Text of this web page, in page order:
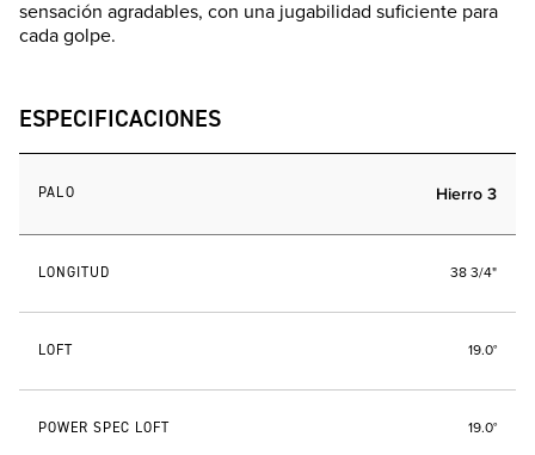
sensación agradables, con una jugabilidad suficiente para
cada golpe.
ESPECIFICACIONES
PALO Hierro 3
LONGITUD 38 3/4"
LOFT 19.0°
POWER SPEC LOFT 19.0°